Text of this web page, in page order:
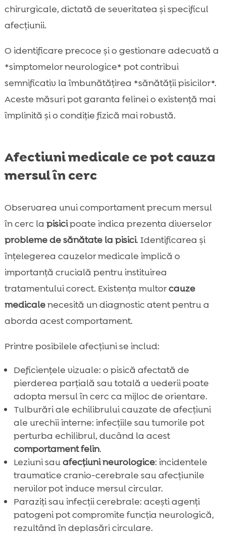
chirurgicale, dictată de severitatea și specificul
afecțiunii.
O identificare precoce și o gestionare adecvată a
*simptomelor neurologice* pot contribui
semnificativ la îmbunătățirea *sănătății pisicilor*.
Aceste măsuri pot garanta felinei o existență mai
împlinită și o condiție fizică mai robustă.
Afectiuni medicale ce pot cauza
mersul în cerc
Observarea unui comportament precum mersul
în cerc la pisicipoate indica prezenta diverselor
probleme de sănătate la pisici. Identificarea și
înțelegerea cauzelor medicale implică o
importanță crucială pentru instituirea
tratamentului corect. Existența multorcauze
medicalenecesită un diagnostic atent pentru a
aborda acest comportament.
Printre posibilele afecțiuni se includ:
Deficiențele vizuale: o pisică afectată de
pierderea parțială sau totală a vederii poate
adopta mersul în cerc ca mijloc de orientare.
Tulburări ale echilibrului cauzate de afecțiuni
ale urechii interne: infecțiile sau tumorile pot
perturba echilibrul, ducând la acest
comportament felin.
Leziuni sauafecțiuni neurologice: incidentele
traumatice cranio-cerebrale sau afecțiunile
nervilor pot induce mersul circular.
Paraziți sau infecții cerebrale: acești agenți
patogeni pot compromite funcția neurologică,
rezultând în deplasări circulare.